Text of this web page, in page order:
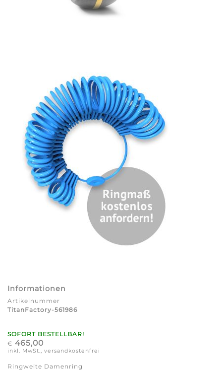
Informationen
Artikelnummer
TitanFactory-561986
SOFORT BESTELLBAR!
€ 465,00
inkl. MwSt., versandkostenfrei
Ringweite Damenring